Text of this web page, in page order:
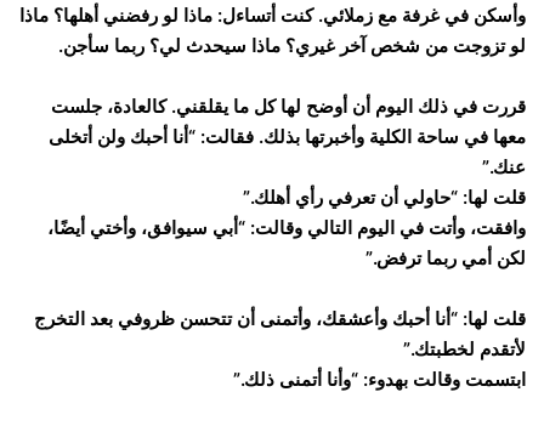
وأسكن في غرفة مع زملائي. كنت أتساءل: ماذا لو رفضني أهلها؟ ماذا
لو تزوجت من شخص آخر غيري؟ ماذا سيحدث لي؟ ربما سأجن.
قررت في ذلك اليوم أن أوضح لها كل ما يقلقني. كالعادة، جلست
معها في ساحة الكلية وأخبرتها بذلك. فقالت: “أنا أحبك ولن أتخلى
عنك.”
قلت لها: “حاولي أن تعرفي رأي أهلك.”
وافقت، وأتت في اليوم التالي وقالت: “أبي سيوافق، وأختي أيضًا،
لكن أمي ربما ترفض.”
قلت لها: “أنا أحبك وأعشقك، وأتمنى أن تتحسن ظروفي بعد التخرج
لأتقدم لخطبتك.”
ابتسمت وقالت بهدوء: “وأنا أتمنى ذلك.”